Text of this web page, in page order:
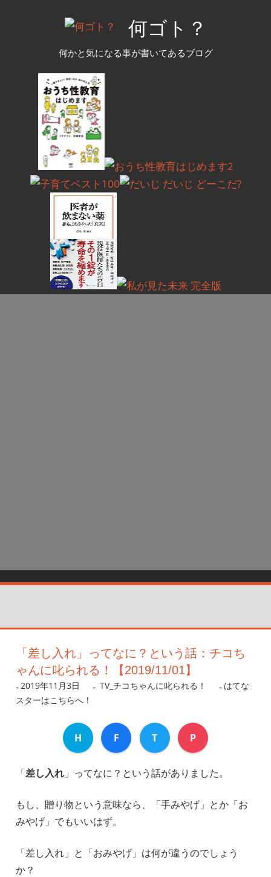
何ゴト？
何かと気になる事が書いてあるブログ
「差し入れ」ってなに？という話：チコち
ゃんに叱られる！【2019/11/01】
2019年11月3日 nanigoto
TV_チコちゃんに叱られる！
はてな
スターはこちらへ！
H F T P
「差し入れ」ってなに？という話がありました。
もし、贈り物という意味なら、「手みやげ」とか「お
みやげ」でもいいはず。
「差し入れ」と「おみやげ」は何が違うのでしょう
か？